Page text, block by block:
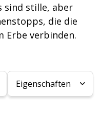
sind stille, aber
die die
Erbe verbinden.
Eigenschaften